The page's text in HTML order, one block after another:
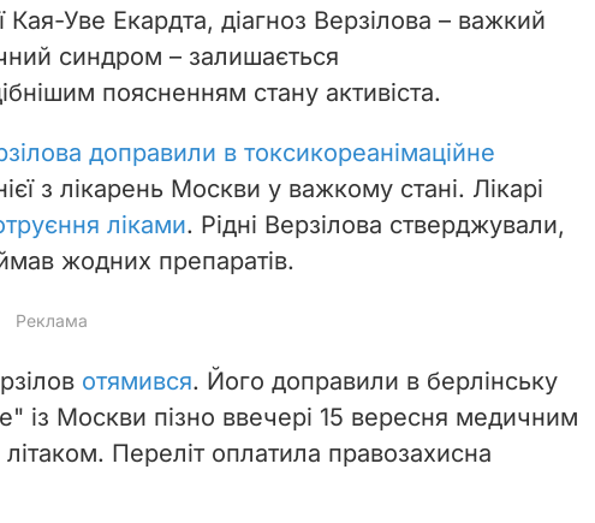
Кая-Уве Екардта, діагноз Верзілова – важкий
синдром – залишається
поясненням стану активіста.
доправили в токсикореанімаційне
з лікарень Москви у важкому стані. Лікарі
ліками. Рідні Верзілова стверджували,
жодних препаратів.
отямився. Його доправили в берлінську
із Москви пізно ввечері 15 вересня медичним
Переліт оплатила правозахисна